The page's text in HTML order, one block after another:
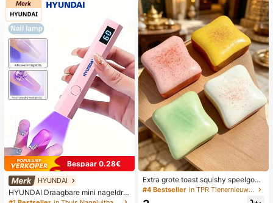
Bespaar 0.28€
HYUNDAI
HYUNDAI Draagbare mini nageldro
ger, oplaadbare handlamp UV/LED
Extra grote toast squishy speelgoe
d, superzachte boter toast stressve
#4 Bestseller in TPR Tienernieuwigheid en grappenspeelgoed